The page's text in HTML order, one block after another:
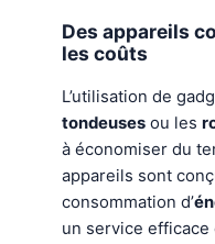
Des appareils
les coûts
L’utilisation de
tondeuses ou les
à économiser du
appareils sont
consommation d’
un service efficace